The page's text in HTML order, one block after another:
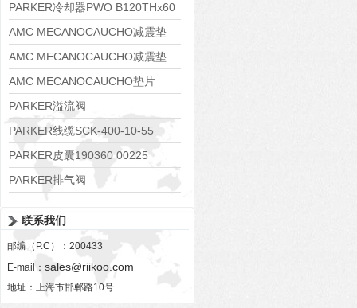
PARKER冷却器PWO B120THx60
AMC MECANOCAUCHO减震垫
138552
AMC MECANOCAUCHO减震垫
138551
AMC MECANOCAUCHO垫片
608074
PARKER溢流阀
RE06M35W2N1KWXG087
PARKER线缆SCK-400-10-55
PARKER皮囊190360 00225
PARKER排气阀
联系我们
邮编（P.C）：200433
E-mail： sales@riikoo.com
地址：上海市邯郸路10号